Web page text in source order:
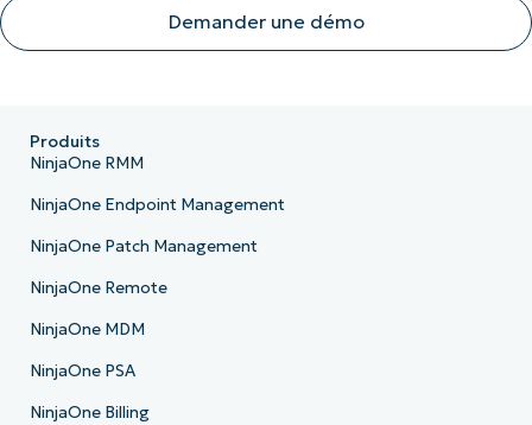
Demander une démo
Produits
NinjaOne RMM
NinjaOne Endpoint Management
NinjaOne Patch Management
NinjaOne Remote
NinjaOne MDM
NinjaOne PSA
NinjaOne Billing